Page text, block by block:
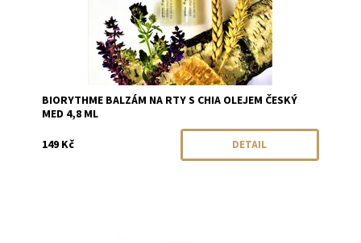
BIORYTHME BALZÁM NA RTY S CHIA OLEJEM ČESKÝ
MED 4,8 ML
149 Kč
DETAIL